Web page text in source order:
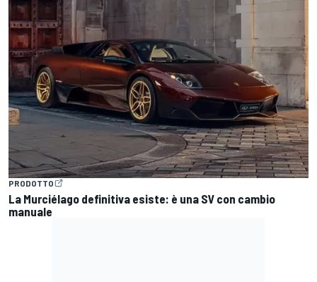
PRODOTTO
La Murciélago definitiva esiste: è una SV con cambio
manuale